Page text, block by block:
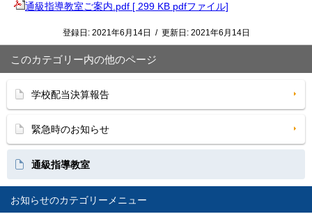
お知らせ
通級指導教室ご案内.pdf [ 299 KB pdfファイル]
登録日: 2021年6月14日 / 更新日: 2021年6月14日
このカテゴリー内の他のページ
学校配当決算報告
緊急時のお知らせ
通級指導教室